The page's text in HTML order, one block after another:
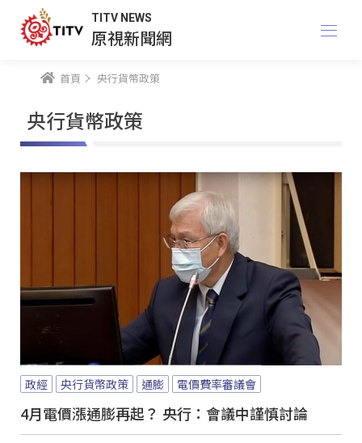
TITV NEWS
原視新聞網
首頁 央行貨幣政策
央行貨幣政策
政經 央行貨幣政策 通膨 電價費率審議會
4月電價漲通膨再起？ 央行：會議中謹慎討論